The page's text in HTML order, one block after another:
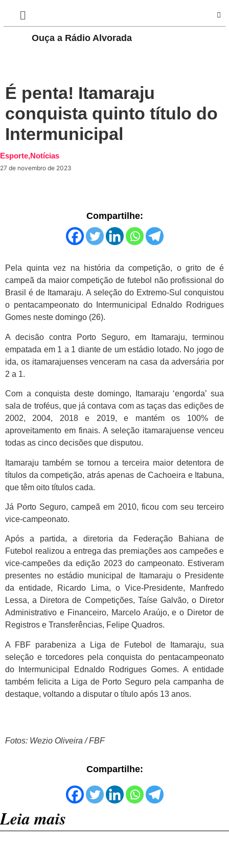
Ouça a Rádio Alvorada
É penta! Itamaraju
conquista quinto título do
Intermunicipal
Esporte,Notícias
27 de novembro de 2023
Compartilhe:
Pela quinta vez na história da competição, o grito de é
campeã da maior competição de futebol não profissional do
Brasil é de Itamaraju. A seleção do Extremo-Sul conquistou
o pentacampeonato do Intermunicipal Ednaldo Rodrigues
Gomes neste domingo (26).
A decisão contra Porto Seguro, em Itamaraju, terminou
empatada em 1 a 1 diante de um estádio lotado. No jogo de
ida, os itamarajuenses venceram na casa da adversária por
2 a 1.
Com a conquista deste domingo, Itamaraju ‘engorda’ sua
sala de troféus, que já contava com as taças das edições de
2002, 2004, 2018 e 2019, e mantém os 100% de
aproveitamento em finais. A seleção itamarajuense venceu
todas as cinco decisões que disputou.
Itamaraju também se tornou a terceira maior detentora de
títulos da competição, atrás apenas de Cachoeira e Itabuna,
que têm oito títulos cada.
Já Porto Seguro, campeã em 2010, ficou com seu terceiro
vice-campeonato.
Após a partida, a diretoria da Federação Bahiana de
Futebol realizou a entrega das premiações aos campeões e
vice-campeões da edição 2023 do campeonato. Estiveram
presentes no estádio municipal de Itamaraju o Presidente
da entidade, Ricardo Lima, o Vice-Presidente, Manfredo
Lessa, a Diretora de Competições, Taíse Galvão, o Diretor
Administrativo e Financeiro, Marcelo Araújo, e o Diretor de
Registros e Transferências, Felipe Quadros.
A FBF parabeniza a Liga de Futebol de Itamaraju, sua
seleção e torcedores pela conquista do pentacampeonato
do Intermunicipal Ednaldo Rodrigues Gomes. A entidade
também felicita a Liga de Porto Seguro pela campanha de
destaque, voltando a disputar o título após 13 anos.
Fotos: Wezio Oliveira / FBF
Compartilhe:
Leia mais